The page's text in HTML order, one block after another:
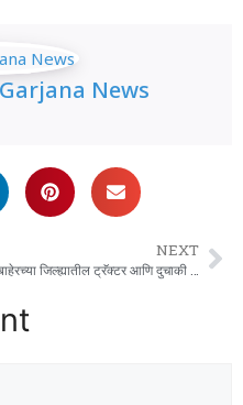
News
NEXT